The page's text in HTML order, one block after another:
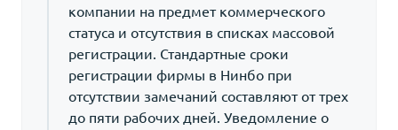
компании на предмет коммерческого
статуса и отсутствия в списках массовой
регистрации. Стандартные сроки
регистрации фирмы в Нинбо при
отсутствии замечаний составляют от трех
до пяти рабочих дней. Уведомление о